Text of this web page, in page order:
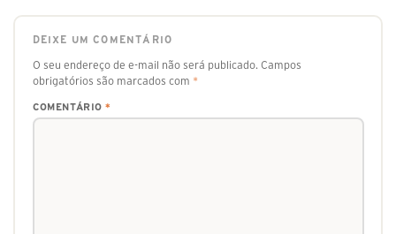
DEIXE UM COMENTÁRIO
O seu endereço de e-mail não será publicado. Campos
obrigatórios são marcados com *
COMENTÁRIO *